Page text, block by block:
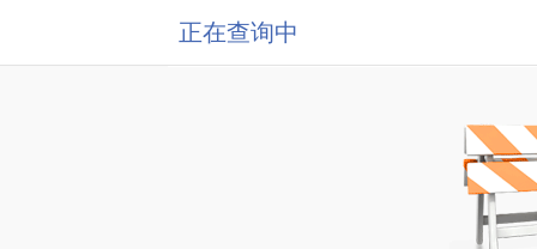
正在查询中